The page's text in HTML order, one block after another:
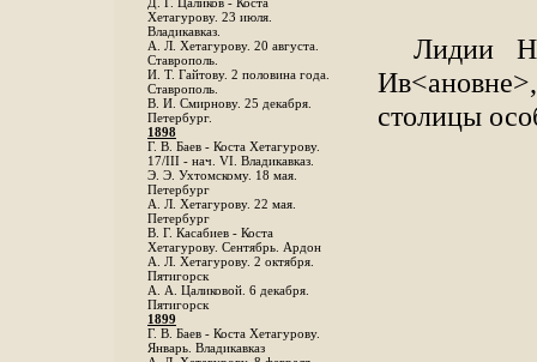
Д. Г. Цаликов - Коста
Хетагурову. 23 июля.
Владикавказ.
А. Л. Хетагурову. 20 августа.
Ставрополь.
И. Т. Гайтову. 2 половина года.
Ставрополь.
В. И. Смирнову. 25 декабря.
Петербург.
1898
Г. В. Баев - Коста Хетагурову.
17/III - нач. VI. Владикавказ.
Э. Э. Ухтомскому. 18 мая.
Петербург
A. Л. Хетагурову. 22 мая.
Петербург
B. Г. Касабиев - Коста
Хетагурову. Сентябрь. Ардон
А. Л. Хетагурову. 2 октября.
Пятигорск
А. А. Цаликовой. 6 декабря.
Пятигорск
1899
Г. В. Баев - Коста Хетагурову.
Январь. Владикавказ
Лидии
столицы